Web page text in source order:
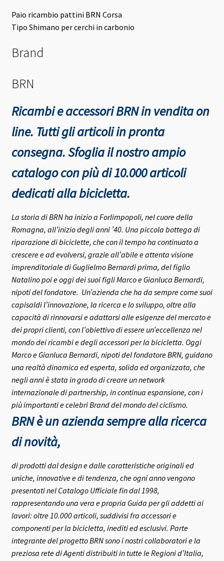
Paio ricambio pattini BRN Corsa
Tipo Shimano per cerchi in carbonio
Brand
BRN
Ricambi e accessori BRN in vendita on
line. Tutti gli articoli in pronta
consegna.Sfoglia il nostro ampio
catalogo con più di 10.000 articoli
dedicati alla bicicletta.
La storia di BRN ha inizio a Forlimpopoli, nel cuore della
Romagna, all’inizio degli anni ’40. Una piccola bottega di
riparazione di biciclette, che con il tempo ha continuato a
crescere e ad evolversi, grazie all’abile e attenta visione
imprenditoriale di Guglielmo Bernardi prima, del figlio
Natalino poi e oggi dei suoi figli Marco e Gianluca Bernardi,
nipoti del fondatore. Un’azienda che ha da sempre come suoi
capisaldi l’innovazione, la ricerca e lo sviluppo, oltre alla
capacità di rinnovarsi e adattarsi alle esigenze del mercato e
dei propri clienti, con l’obiettivo di essere un’eccellenza nel
mondo dei ricambi e degli accessori per la bicicletta. Oggi
Marco e Gianluca Bernardi, nipoti del fondatore BRN, guidano
una realtà dinamica ed esperta, solida ed organizzata, che
negli anni è stata in grado di creare un network
internazionale di partnership, in continua espansione, con i
più importanti e celebri Brand del mondo del ciclismo.
BRN è un azienda sempre alla ricerca
di novità,
di prodotti dal design e dalle caratteristiche originali ed
uniche, innovative e di tendenza, che ogni anno vengono
presentati nel Catalogo Ufficiale fin dal 1998,
rappresentando una vera e propria Guida per gli addetti ai
lavori: oltre 10.000 articoli, suddivisi fra accessori e
componenti per la bicicletta, inediti ed esclusivi. Parte
integrante del progetto BRN sono i nostri collaboratori e la
preziosa rete di Agenti distribuiti in tutte le Regioni d’Italia,